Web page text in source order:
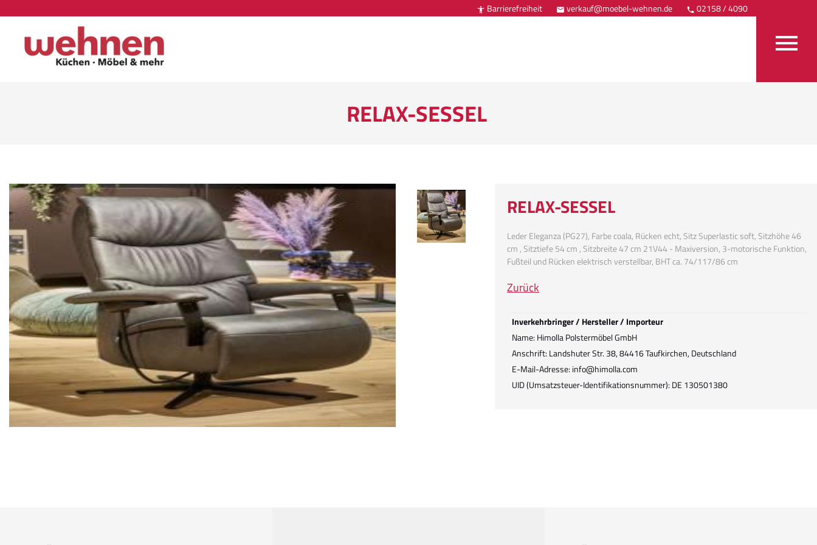
 Barrierefreiheit  verkauf@moebel-wehnen.de  02158 / 4090
RELAX-SESSEL
RELAX-SESSEL
Leder Eleganza (PG27), Farbe coala, Rücken echt, Sitz Superlastic soft, Sitzhöhe 46
cm , Sitztiefe 54 cm , Sitzbreite 47 cm 21V44 - Maxiversion, 3-motorische Funktion,
Fußteil und Rücken elektrisch verstellbar, BHT ca. 74/117/86 cm
Zurück
Inverkehrbringer / Hersteller / Importeur
Name: Himolla Polstermöbel GmbH
Anschrift: Landshuter Str. 38, 84416 Taufkirchen, Deutschland
E-Mail-Adresse: info@himolla.com
UID (Umsatzsteuer-Identifikationsnummer): DE 130501380